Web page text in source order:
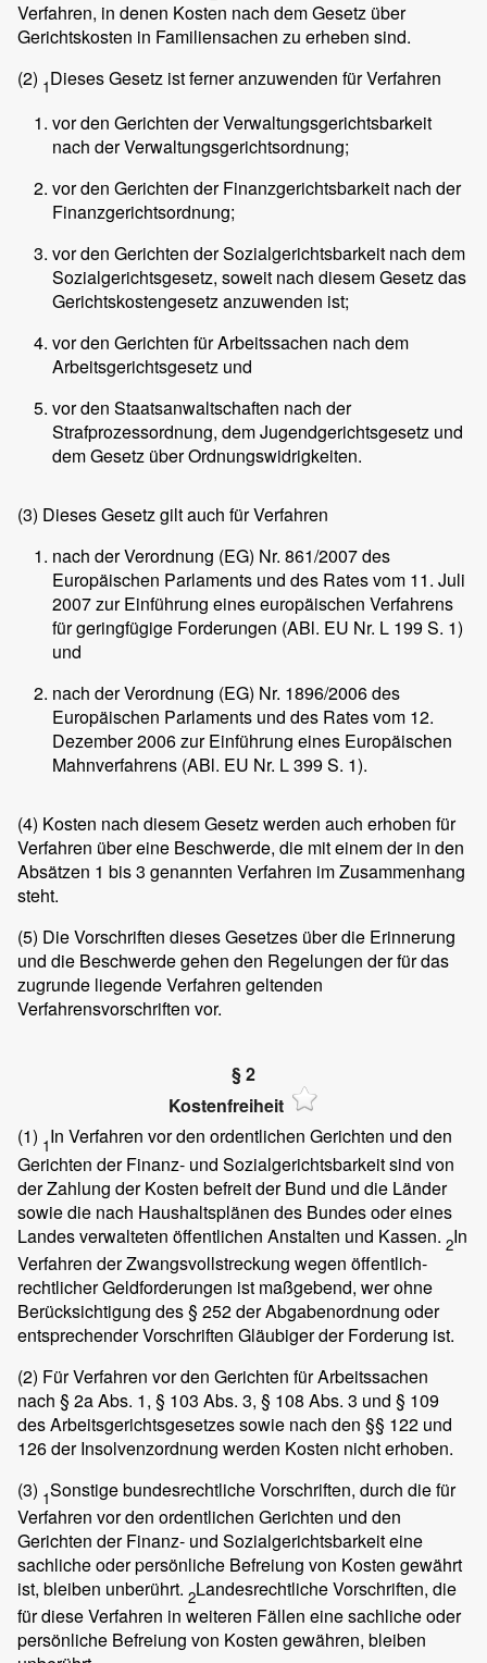
Verfahren, in denen Kosten nach dem Gesetz über
Gerichtskosten in Familiensachen zu erheben sind.
(2) 1Dieses Gesetz ist ferner anzuwenden für Verfahren
vor den Gerichten der Verwaltungsgerichtsbarkeit
nach der Verwaltungsgerichtsordnung;
vor den Gerichten der Finanzgerichtsbarkeit nach der
Finanzgerichtsordnung;
vor den Gerichten der Sozialgerichtsbarkeit nach dem
Sozialgerichtsgesetz, soweit nach diesem Gesetz das
Gerichtskostengesetz anzuwenden ist;
vor den Gerichten für Arbeitssachen nach dem
Arbeitsgerichtsgesetz und
vor den Staatsanwaltschaften nach der
Strafprozessordnung, dem Jugendgerichtsgesetz und
dem Gesetz über Ordnungswidrigkeiten.
(3) Dieses Gesetz gilt auch für Verfahren
nach der Verordnung (EG) Nr. 861/2007 des
Europäischen Parlaments und des Rates vom 11. Juli
2007 zur Einführung eines europäischen Verfahrens
für geringfügige Forderungen (ABl. EU Nr. L 199 S. 1)
und
nach der Verordnung (EG) Nr. 1896/2006 des
Europäischen Parlaments und des Rates vom 12.
Dezember 2006 zur Einführung eines Europäischen
Mahnverfahrens (ABl. EU Nr. L 399 S. 1).
(4) Kosten nach diesem Gesetz werden auch erhoben für
Verfahren über eine Beschwerde, die mit einem der in den
Absätzen 1 bis 3 genannten Verfahren im Zusammenhang
steht.
(5) Die Vorschriften dieses Gesetzes über die Erinnerung
und die Beschwerde gehen den Regelungen der für das
zugrunde liegende Verfahren geltenden
Verfahrensvorschriften vor.
§ 2
Kostenfreiheit
(1) 1In Verfahren vor den ordentlichen Gerichten und den
Gerichten der Finanz- und Sozialgerichtsbarkeit sind von
der Zahlung der Kosten befreit der Bund und die Länder
sowie die nach Haushaltsplänen des Bundes oder eines
Landes verwalteten öffentlichen Anstalten und Kassen. 2In
Verfahren der Zwangsvollstreckung wegen öffentlich-
rechtlicher Geldforderungen ist maßgebend, wer ohne
Berücksichtigung des § 252 der Abgabenordnung oder
entsprechender Vorschriften Gläubiger der Forderung ist.
(2) Für Verfahren vor den Gerichten für Arbeitssachen
nach § 2a Abs. 1, § 103 Abs. 3, § 108 Abs. 3 und § 109
des Arbeitsgerichtsgesetzes sowie nach den §§ 122 und
126 der Insolvenzordnung werden Kosten nicht erhoben.
(3) 1Sonstige bundesrechtliche Vorschriften, durch die für
Verfahren vor den ordentlichen Gerichten und den
Gerichten der Finanz- und Sozialgerichtsbarkeit eine
sachliche oder persönliche Befreiung von Kosten gewährt
ist, bleiben unberührt. 2Landesrechtliche Vorschriften, die
für diese Verfahren in weiteren Fällen eine sachliche oder
persönliche Befreiung von Kosten gewähren, bleiben